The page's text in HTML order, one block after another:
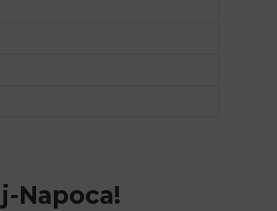
Napoca!